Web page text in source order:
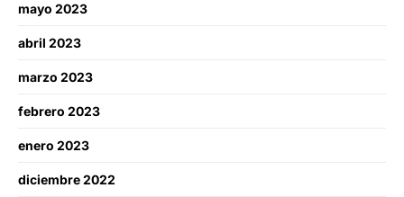
mayo 2023
abril 2023
marzo 2023
febrero 2023
enero 2023
diciembre 2022